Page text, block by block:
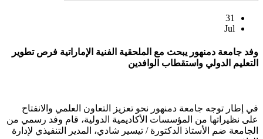
31
Jul
وفد جامعة دمنهور يبحث مع الملحقية الفنية الإماراتية فرص تطوير
التعليم الدولي واستقطاب الوافدين
في إطار توجه جامعة دمنهور نحو تعزيز التعاون العلمي والانفتاح
على نظيراتها من المؤسسات الأكاديمية الدولية، قام وفد رسمي من
الجامعة ضم الأستاذ الدكتورة / تيسير شادي، المدير التنفيذي لإدارة